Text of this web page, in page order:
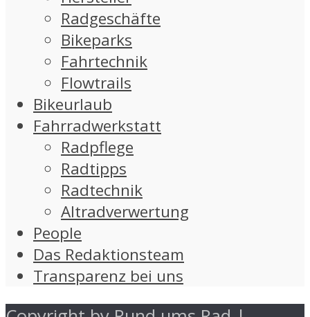
Radgeschäfte
Bikeparks
Fahrtechnik
Flowtrails
Bikeurlaub
Fahrradwerkstatt
Radpflege
Radtipps
Radtechnik
Altradverwertung
People
Das Redaktionsteam
Transparenz bei uns